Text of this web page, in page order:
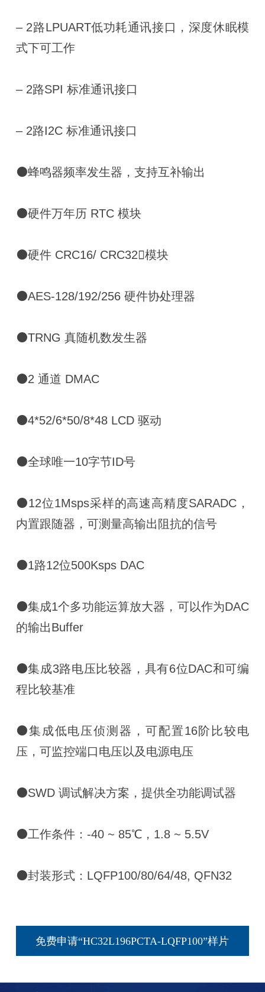
– 2路LPUART低功耗通讯接口，深度休眠模
式下可工作
– 2路SPI 标准通讯接口
– 2路I2C 标准通讯接口
⚫蜂鸣器频率发生器，支持互补输出
⚫硬件万年历 RTC 模块
⚫硬件 CRC16/ CRC32模块
⚫AES-128/192/256 硬件协处理器
⚫TRNG 真随机数发生器
⚫2 通道 DMAC
⚫4*52/6*50/8*48 LCD 驱动
⚫全球唯一10字节ID号
⚫12位1Msps采样的高速高精度SARADC，
内置跟随器，可测量高输出阻抗的信号
⚫1路12位500Ksps DAC
⚫集成1个多功能运算放大器，可以作为DAC
的输出Buffer
⚫集成3路电压比较器，具有6位DAC和可编
程比较基准
⚫集成低电压侦测器，可配置16阶比较电
压，可监控端口电压以及电源电压
⚫SWD 调试解决方案，提供全功能调试器
⚫工作条件：-40 ~ 85℃，1.8 ~ 5.5V
⚫封装形式：LQFP100/80/64/48, QFN32
免费申请“HC32L196PCTA-LQFP100”样片